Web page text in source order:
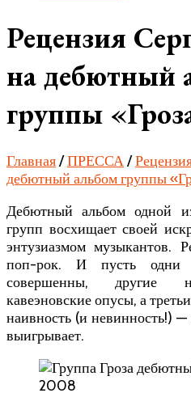
Рецензия
на дебютный
группы
Главная/ПРЕССА/
дебютный альбом группы
Дебютный альбом одной
групп восхищает своей
энтузиазмом музыкантов.
поп-рок. И пусть
совершенны, другие
кавеэновские опусы, а
наивность (и невинность!) —
выигрывает.